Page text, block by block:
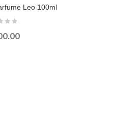
Leo 100ml